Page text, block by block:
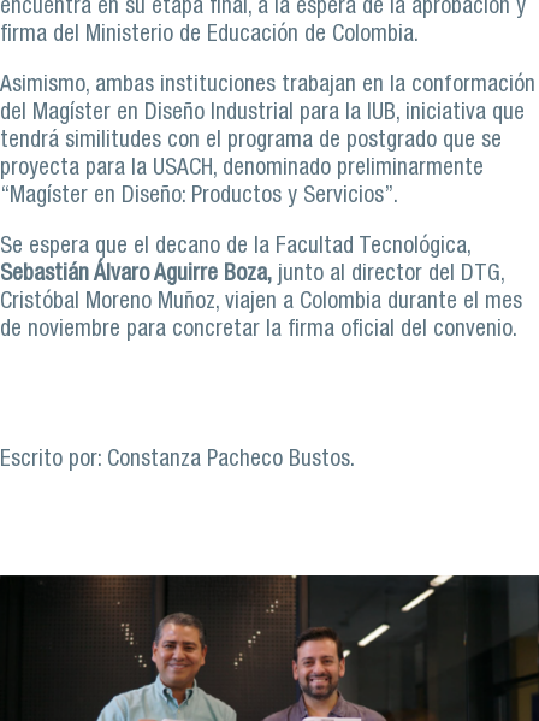
encuentra en su etapa final, a la espera de la aprobación y
firma del Ministerio de Educación de Colombia.
Asimismo, ambas instituciones trabajan en la conformación
del Magíster en Diseño Industrial para la IUB, iniciativa que
tendrá similitudes con el programa de postgrado que se
proyecta para la USACH, denominado preliminarmente
“Magíster en Diseño: Productos y Servicios”.
Se espera que el decano de la Facultad Tecnológica,
Sebastián Álvaro Aguirre Boza, junto al director del DTG,
Cristóbal Moreno Muñoz, viajen a Colombia durante el mes
de noviembre para concretar la firma oficial del convenio.
Escrito por: Constanza Pacheco Bustos.